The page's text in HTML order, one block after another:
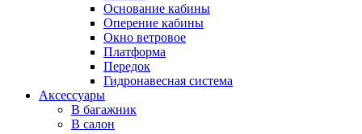
Основание кабины
Оперение кабины
Окно ветровое
Платформа
Передок
Гидронавесная система
Аксессуары
В багажник
В салон